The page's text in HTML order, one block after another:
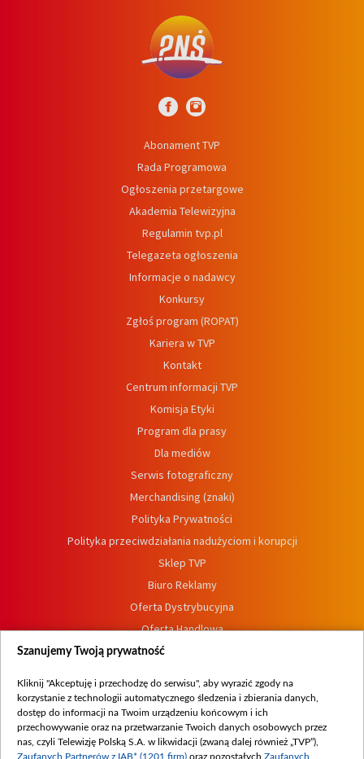
Abonament TVP
Rada Programowa
Ogłoszenia przetargowe
Akademia Telewizyjna
Regulamin tvp.pl
Telegazeta ogłoszenia
Informacje o nadawcy
Konkursy
Zgłoś program (ROPAT)
Kariera w TVP
Kontakt
Centrum informacji TVP
Komisja Etyki
Program dla prasy
Dla mediów
Serwis fotograficzny
Merchandising (znaki)
Polityka Prywatności
Polityka przeciwdziałania nadużyciom i korupcji
Sklep TVP
Biuro Reklamy
Oferta Dystrybucyjna
Oferta Handlowa
Dostępność
Procedura zgłoszeń wewnętrznych
Szanujemy Twoją prywatność
Kliknij "Akceptuję i przechodzę do serwisu", aby wyrazić zgody na
korzystanie z technologii automatycznego śledzenia i zbierania danych,
dostęp do informacji na Twoim urządzeniu końcowym i ich
przechowywanie oraz na przetwarzanie Twoich danych osobowych przez
nas, czyli Telewizję Polską S.A. w likwidacji (zwaną dalej również „TVP”),
Zaufanych Partnerów z IAB* (1201 firm) oraz pozostałych Zaufanych